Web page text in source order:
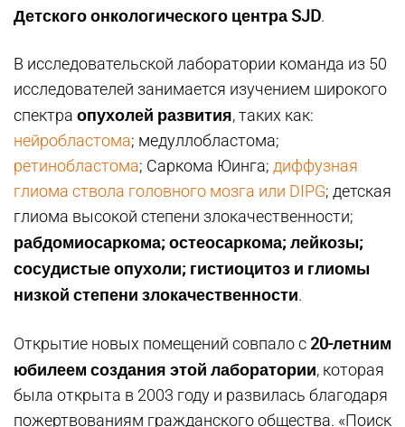
Детского онкологического центра SJD.
В исследовательской лаборатории команда из 50
исследователей занимается изучением широкого
спектра опухолей развития, таких как:
нейробластома; медуллобластома;
ретинобластома; Саркома Юинга; диффузная
глиома ствола головного мозга или DIPG; детская
глиома высокой степени злокачественности;
рабдомиосаркома; остеосаркома; лейкозы;
сосудистые опухоли; гистиоцитоз и глиомы
низкой степени злокачественности.
Открытие новых помещений совпало с 20-летним
юбилеем создания этой лаборатории, которая
была открыта в 2003 году и развилась благодаря
пожертвованиям гражданского общества. «Поиск